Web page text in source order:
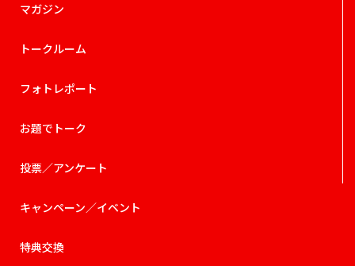
マガジン
トークルーム
フォトレポート
お題でトーク
投票／アンケート
キャンペーン／イベント
特典交換